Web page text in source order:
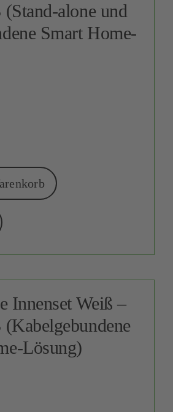
alone und
Smart Home-
Innenset Weiß –
Lösung)